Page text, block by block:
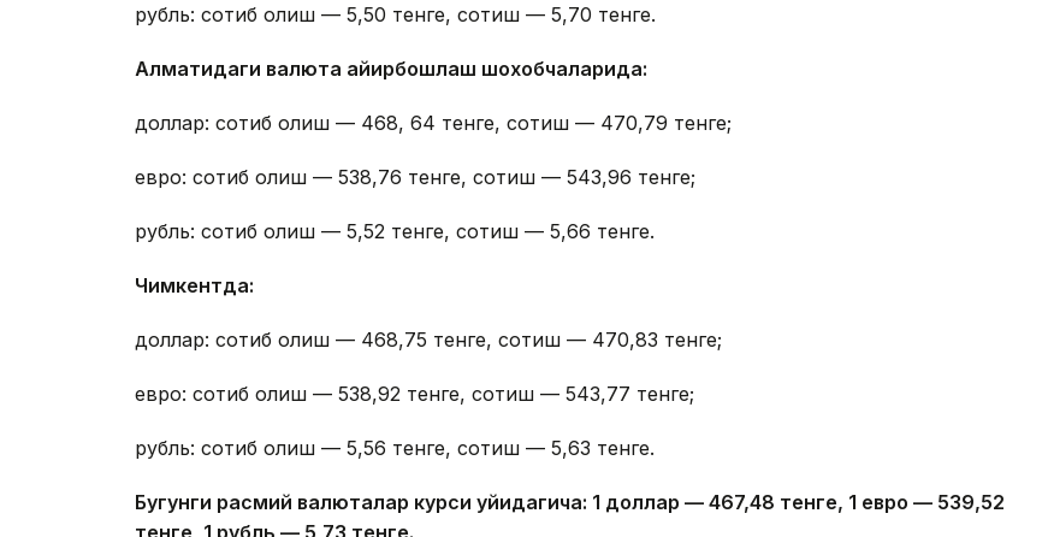
рубль: сотиб олиш — 5,50 тенге, сотиш — 5,70 тенге.
Алматидаги валюта айирбошлаш шохобчаларида:
доллар: сотиб олиш — 468, 64 тенге, сотиш — 470,79 тенге;
евро: сотиб олиш — 538,76 тенге, сотиш — 543,96 тенге;
рубль: сотиб олиш — 5,52 тенге, сотиш — 5,66 тенге.
Чимкентда:
доллар: сотиб олиш — 468,75 тенге, сотиш — 470,83 тенге;
евро: сотиб олиш — 538,92 тенге, сотиш — 543,77 тенге;
рубль: сотиб олиш — 5,56 тенге, сотиш — 5,63 тенге.
Бугунги расмий валюталар курси қуйидагича: 1 доллар — 467,48 тенге, 1 евро — 539,52
тенге, 1 рубль — 5 ,73 тенге.